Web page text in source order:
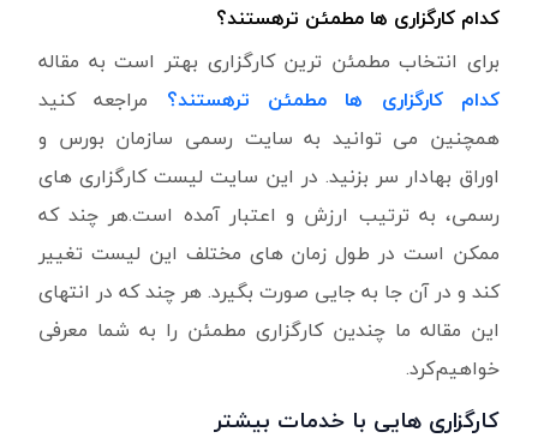
کدام کارگزاری ها مطمئن ترهستند؟
برای انتخاب مطمئن ترین کارگزاری بهتر است به مقاله
کدام کارگزاری ها مطمئن ترهستند؟ مراجعه کنید
همچنین می توانید به سایت رسمی سازمان بورس و
اوراق بهادار سر بزنید. در این سایت لیست کارگزاری های
رسمی، به ترتیب ارزش و اعتبار آمده است.هر چند که
ممکن است در طول زمان های مختلف این لیست تغییر
کند و در آن جا به جایی صورت بگیرد. هر چند که در انتهای
این مقاله ما چندین کارگزاری مطمئن را به شما معرفی
خواهیم‌کرد.
کارگزاری هایی با خدمات بیشتر